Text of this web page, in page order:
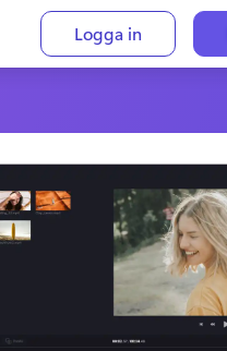
Logga in